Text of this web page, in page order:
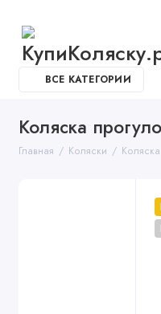
ВСЕ КАТЕГОРИИ
Коляска
Главная Коляски